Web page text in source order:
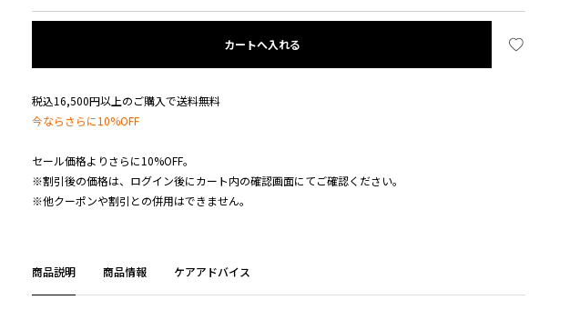
カートへ入れる
税込16,500円以上のご購入で送料無料
今ならさらに10%OFF
セール価格よりさらに10%OFF。
※割引後の価格は、ログイン後にカート内の確認画面にてご確認ください。
※他クーポンや割引との併用はできません。
商品説明 商品情報 ケアアドバイス